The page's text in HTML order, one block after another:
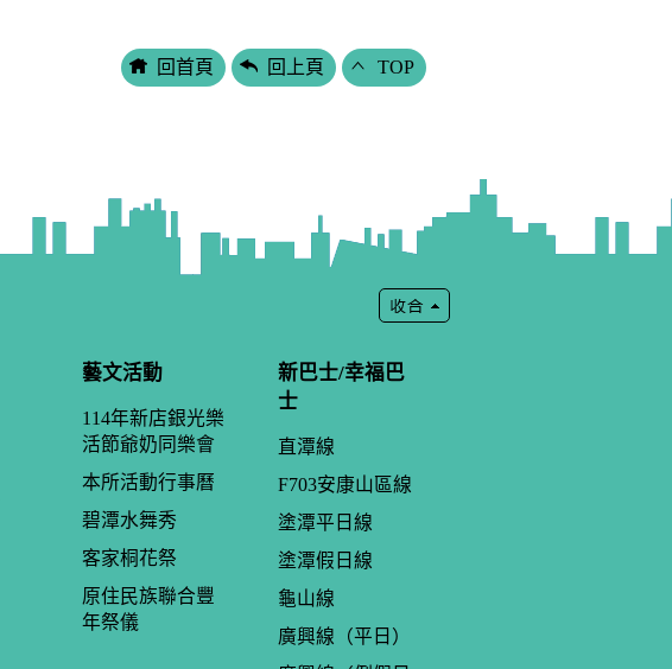
回首頁 回上頁 TOP
藝文活動
114年新店銀光樂
活節爺奶同樂會
本所活動行事曆
碧潭水舞秀
客家桐花祭
原住民族聯合豐
年祭儀
新巴士/幸福巴
士
直潭線
F703安康山區線
塗潭平日線
塗潭假日線
龜山線
廣興線（平日）